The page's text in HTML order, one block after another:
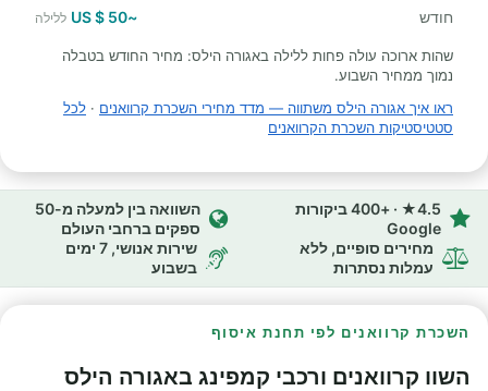
חודש ~50 $ US ללילה
שהות ארוכה עולה פחות ללילה באגורה הילס: מחיר החודש בטבלה
נמוך ממחיר השבוע.
ראו איך אגורה הילס משתווה — מדד מחירי השכרת קרוואנים · לכל
סטטיסטיקות השכרת הקרוואנים
4.5★ · +400 ביקורות
Google
השוואה בין למעלה מ-50
ספקים ברחבי העולם
מחירים סופיים, ללא
עמלות נסתרות
שירות אנושי, 7 ימים
בשבוע
השכרת קרוואנים לפי תחנת איסוף
השוו קרוואנים ורכבי קמפינג באגורה הילס